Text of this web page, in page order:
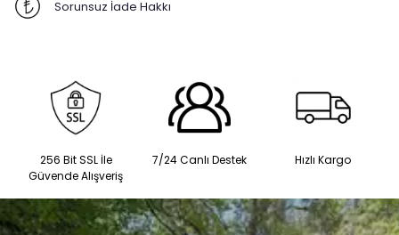
Sorunsuz İade Hakkı
256 Bit SSL İle
Güvende Alışveriş
7/24 Canlı Destek Hızlı Kargo